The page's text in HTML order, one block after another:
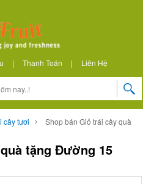
| Thanh Toán | Liên Hệ
cây tươi
Shop bán Giỏ trái cây quà
tặng Đường 15